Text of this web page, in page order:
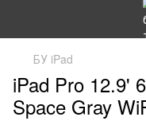
БУ iPad
iPad Pro 12.9'
Space Gray